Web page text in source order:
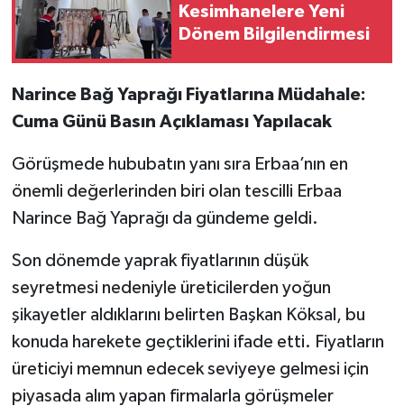
Kesimhanelere Yeni
Dönem Bilgilendirmesi
Narince Bağ Yaprağı Fiyatlarına Müdahale:
Cuma Günü Basın Açıklaması Yapılacak
Görüşmede hububatın yanı sıra Erbaa’nın en
önemli değerlerinden biri olan tescilli Erbaa
Narince Bağ Yaprağı da gündeme geldi.
Son dönemde yaprak fiyatlarının düşük
seyretmesi nedeniyle üreticilerden yoğun
şikayetler aldıklarını belirten Başkan Köksal, bu
konuda harekete geçtiklerini ifade etti. Fiyatların
üreticiyi memnun edecek seviyeye gelmesi için
piyasada alım yapan firmalarla görüşmeler